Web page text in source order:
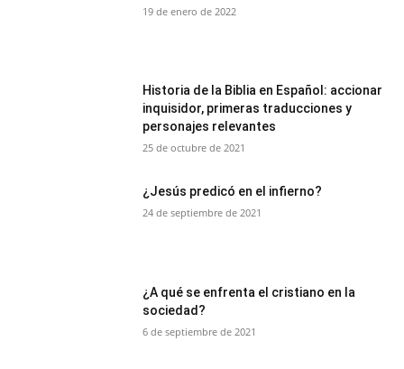
19 de enero de 2022
Historia de la Biblia en Español: accionar
inquisidor, primeras traducciones y
personajes relevantes
25 de octubre de 2021
¿Jesús predicó en el infierno?
24 de septiembre de 2021
¿A qué se enfrenta el cristiano en la
sociedad?
6 de septiembre de 2021